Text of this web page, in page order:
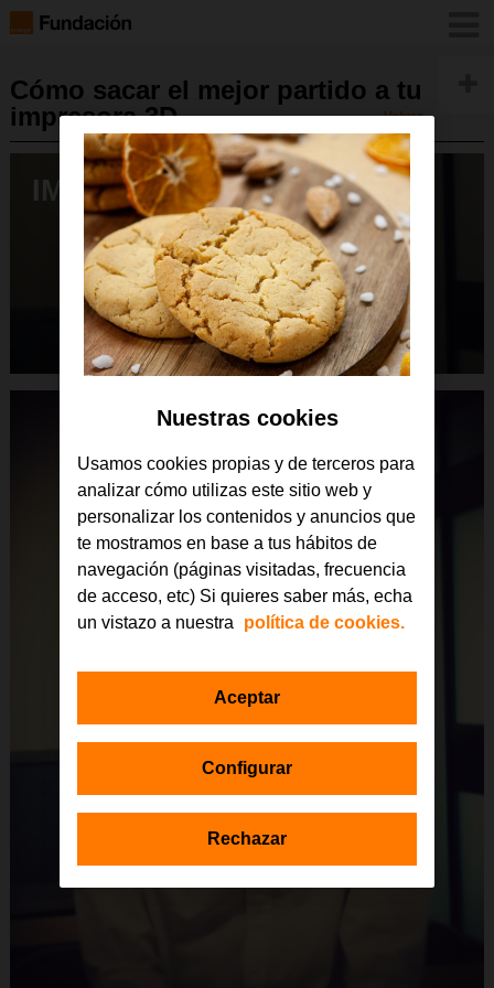
Cómo sacar el mejor partido a tu
impresora 3D
Volver
IMG_20140527_1558082-1
Nuestras cookies
Usamos cookies propias y de terceros para
analizar cómo utilizas este sitio web y
personalizar los contenidos y anuncios que
te mostramos en base a tus hábitos de
navegación (páginas visitadas, frecuencia
de acceso, etc) Si quieres saber más, echa
un vistazo a nuestra
política de cookies.
Configurar
Rechazar
Aceptar